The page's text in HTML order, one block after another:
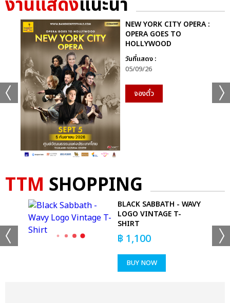
NEW YORK CITY OPERA :
OPERA GOES TO
HOLLYWOOD
วันที่แสดง :
05/09/26
จองตั๋ว
TTM SHOPPING
BLACK SABBATH - WAVY
LOGO VINTAGE T-
SHIRT
฿ 1,100
BUY NOW